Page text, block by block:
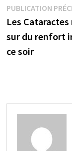
Navigation
de
l’article
PUBLICATION
Les
sur du renfort
ce soir